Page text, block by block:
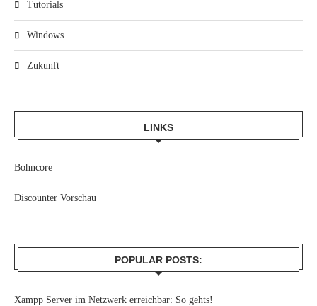
Tutorials
Windows
Zukunft
LINKS
Bohncore
Discounter Vorschau
POPULAR POSTS:
Xampp Server im Netzwerk erreichbar: So gehts!